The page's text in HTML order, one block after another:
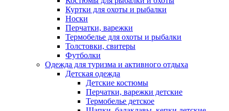
Куртки для охоты и рыбалки
Носки
Перчатки, варежки
Термобелье для охоты и рыбалки
Толстовки, свитеры
Футболки
Одежда для туризма и активного отдыха
Детская одежда
Детские костюмы
Перчатки, варежки детские
Термобелье детское